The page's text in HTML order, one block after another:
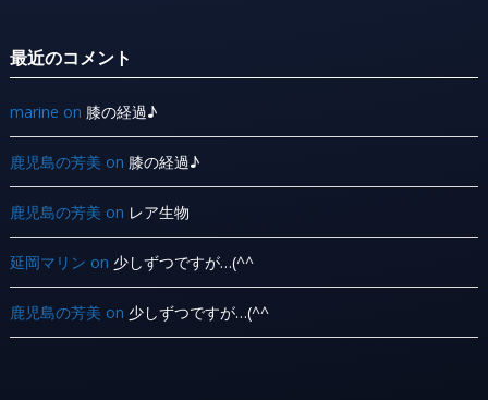
最近のコメント
marine on 膝の経過♪
鹿児島の芳美 on 膝の経過♪
鹿児島の芳美 on レア生物
延岡マリン on 少しずつですが…(^^ ゞ
鹿児島の芳美 on 少しずつですが…(^^ ゞ